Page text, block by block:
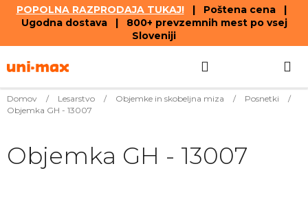
POPOLNA RAZPRODAJA TUKAJ!| Poštena cena |
Ugodna dostava | 800+ prevzemnih mest po vsej
Sloveniji
to
Domov / Lesarstvo / Objemke in skobeljna miza / Posnetki
/
Objemka GH - 13007
Objemka GH - 13007